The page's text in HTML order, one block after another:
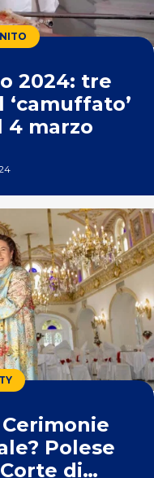
2024: tre
4 marzo
Polese
di